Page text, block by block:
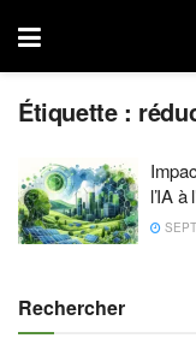
Étiquette :
l’IA
Rechercher